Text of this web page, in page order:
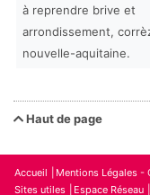
à reprendre brive et
arrondissement,
nouvelle-aquitaine.
Haut de page
Accueil Mentions Légales -
Sites utiles
Espace Réseau